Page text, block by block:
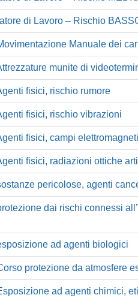
di Lavoro – Rischio
Manuale dei
munite di
fisici, rischio rumore
fisici, rischio vibrazioni
fisici, campi
fisici, radiazioni ottiche
pericolose, agenti
dai rischi connessi
ad agenti biologici
protezione da atmosfere
ad agenti chimici,